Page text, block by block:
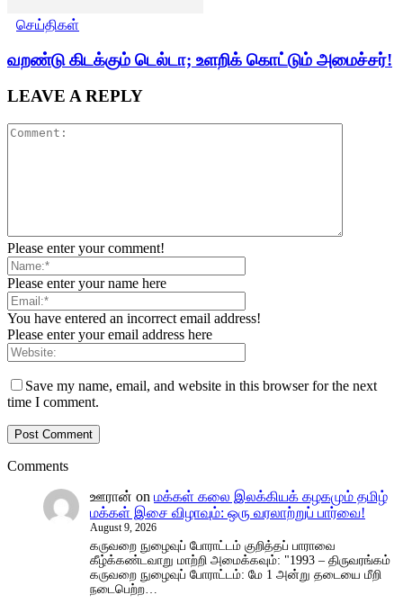
செய்திகள்
வறண்டு கிடக்கும் டெல்டா; உளறிக் கொட்டும் அமைச்சர்!
LEAVE A REPLY
Please enter your comment!
Please enter your name here
You have entered an incorrect email address!
Please enter your email address here
Save my name, email, and website in this browser for the next
time I comment.
Comments
ஊரான் on மக்கள் கலை இலக்கியக் கழகமும் தமிழ்
மக்கள் இசை விழாவும்: ஒரு வரலாற்றுப் பார்வை!
August 9, 2026
கருவறை நுழைவுப் போராட்டம் குறித்தப் பாராவை
கீழ்க்கண்டவாறு மாற்றி அமைக்கவும்: "1993 – திருவரங்கம்
கருவறை நுழைவுப் போராட்டம்: மே 1 அன்று தடையை மீறி
நடைபெற்ற…